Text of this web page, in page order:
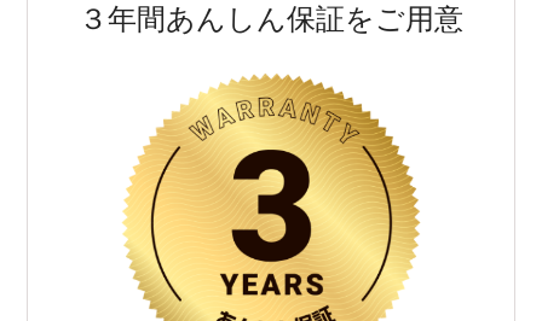
３年間あんしん保証をご用意